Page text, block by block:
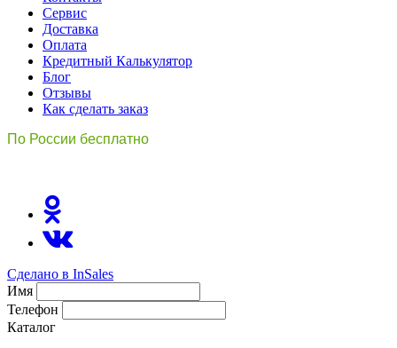
Сервис
Доставка
Оплата
Кредитный Калькулятор
Блог
Отзывы
Как сделать заказ
По России бесплатно
Сделано в InSales
Имя
Телефон
Каталог